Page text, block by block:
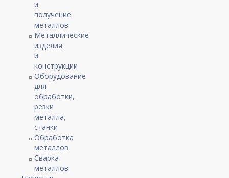
и
получение
металлов
Металлические
изделия
и
конструкции
Оборудование
для
обработки,
резки
металла,
станки
Обработка
металлов
Сварка
металлов